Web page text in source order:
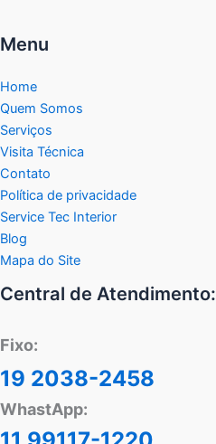
Menu
Home
Quem Somos
Serviços
Visita Técnica
Contato
Política de privacidade
Service Tec Interior
Blog
Mapa do Site
Central de Atendimento:
Fixo:
19 2038-2458
WhastApp: